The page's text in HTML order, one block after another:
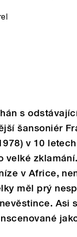
s
šansoniér
v 10
velké
v Africe,
měl prý
Asi